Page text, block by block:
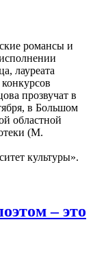
романсы и
лауреата
прозвучат в
в Большом
областной
(М.
культуры».
– это